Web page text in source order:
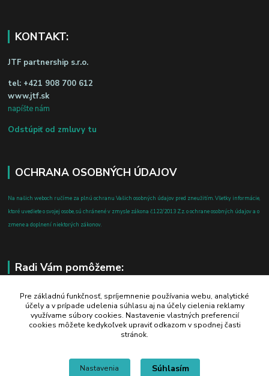
KONTAKT:
JTF partnership s.r.o.
tel: +421 908 700 612
www.jtf.sk
napíšte nám
Odstúpiť od zmluvy tu
OCHRANA OSOBNÝCH ÚDAJOV
Na našich weboch ručíme za plnú ochranu Vašich osobných údajov pred zneužitím. Všetky informácie,
ktoré uvediete o svojej osobe, sú chránené v zmysle zákona č.122/2013 Z.z. o ochrane osobných údajov a o
zmene a doplnení niektorých zákonov.
Radi Vám pomôžeme:
+421 908 700 612
po-pia: 8.00 - 16.00
business@jtf.sk
Pre základnú funkčnosť, spríjemnenie používania webu, analytické
účely a v prípade udelenia súhlasu aj na účely cielenia reklamy
využívame súbory cookies. Nastavenie vlastných preferencií
cookies môžete kedykoľvek upraviť odkazom v spodnej časti
stránok.
Nastavenia Súhlasím